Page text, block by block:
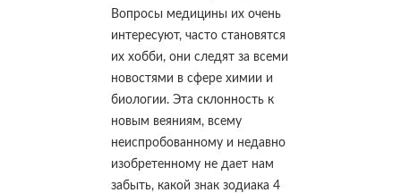
Вопросы медицины их очень
интересуют, часто становятся
их хобби, они следят за всеми
новостями в сфере химии и
биологии. Эта склонность к
новым веяниям, всему
неиспробованному и недавно
изобретенному не дает нам
забыть, какой знак зодиака 4